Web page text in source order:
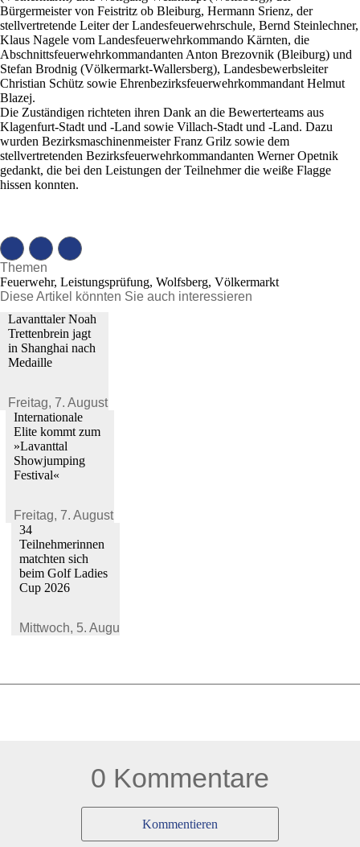
Bürgermeister von Feistritz ob Bleiburg, Hermann Srienz, der
stellvertretende Leiter der Landesfeuerwehrschule, Bernd Steinlechner,
Klaus Nagele vom Landesfeuerwehrkommando Kärnten, die
Abschnittsfeuerwehrkommandanten Anton Brezovnik (Bleiburg) und
Stefan Brodnig (Völkermarkt-Wallersberg), Landesbewerbsleiter
Christian Schütz sowie Ehrenbezirksfeuerwehrkommandant Helmut
Blazej.
Die Zuständigen richteten ihren Dank an die Bewerterteams aus
Klagenfurt-Stadt und -Land sowie Villach-Stadt und -Land. Dazu
wurden Bezirksmaschinenmeister Franz Grilz sowie dem
stellvertretenden Bezirksfeuerwehrkommandanten Werner Opetnik
gedankt, die bei den Leistungen der Teilnehmer die weiße Flagge
hissen konnten.
Themen
Feuerwehr, Leistungsprüfung, Wolfsberg, Völkermarkt
Diese Artikel könnten Sie auch interessieren
Lavanttaler Noah
Trettenbrein jagt
in Shanghai nach
Medaille
Freitag, 7. August 2026
Internationale
Elite kommt zum
»Lavanttal
Showjumping
Festival«
Freitag, 7. August 2026
34
Teilnehmerinnen
matchten sich
beim Golf Ladies
Cup 2026
Mittwoch, 5. August 2026
0 Kommentare
Kommentieren